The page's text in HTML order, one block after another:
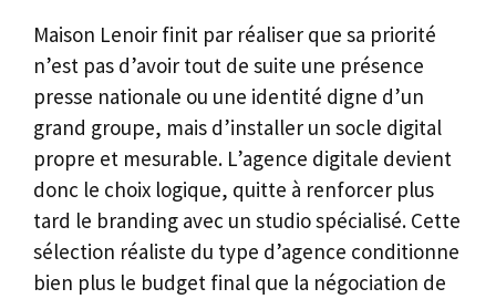
Maison Lenoir finit par réaliser que sa priorité
n’est pas d’avoir tout de suite une présence
presse nationale ou une identité digne d’un
grand groupe, mais d’installer un socle digital
propre et mesurable. L’agence digitale devient
donc le choix logique, quitte à renforcer plus
tard le branding avec un studio spécialisé. Cette
sélection réaliste du type d’agence conditionne
bien plus le budget final que la négociation de